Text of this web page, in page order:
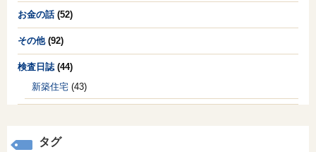
お金の話(52)
その他(92)
検査日誌 (44)
新築住宅 (43)
タグ